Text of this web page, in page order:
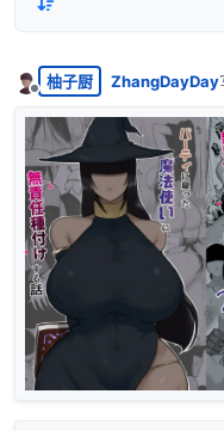
离线
柚子厨 ZhangDayDay